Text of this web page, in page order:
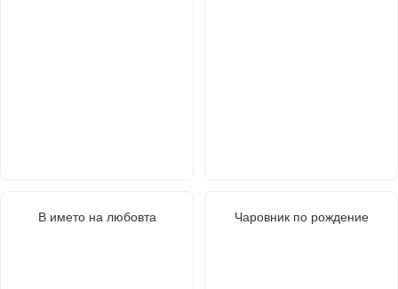
В името на любовта Чаровник по рождение